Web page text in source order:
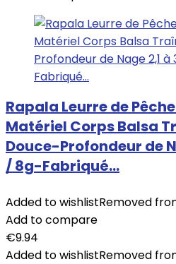
Rapala Leurre de
Matériel Corps Balsa
Douce-Profondeur de
/ 8g-Fabriqué…
Added to wishlistRemoved
Add to compare
€9.94
Added to wishlistRemoved